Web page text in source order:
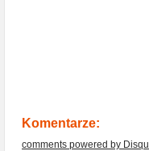
Komentarze:
comments powered by